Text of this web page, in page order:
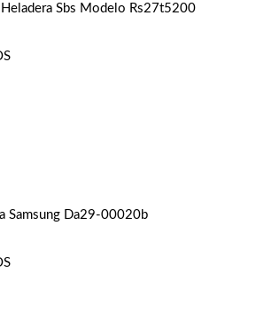
Sbs Modelo Rs27t5200
Samsung Da29-00020b